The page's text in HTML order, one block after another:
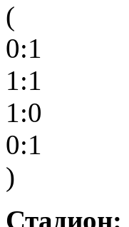
(
0:1
1:1
1:0
0:1
)
Стадион: